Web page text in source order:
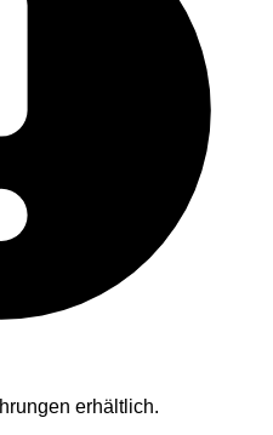
erhältlich.